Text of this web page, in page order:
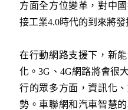
方面全方位變革，對中
接工業4.0時代的到來將
在行動網路支援下，新
化。3G、4G網路將會很
行的眾多方面，資訊化
勢。車聯網和汽車智慧